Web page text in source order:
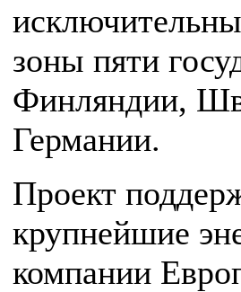
зоны пяти
Финляндии,
Германии.
Проект
крупнейшие
компании